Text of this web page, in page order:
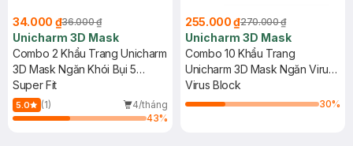
34.000 ₫36.000 ₫
Unicharm 3D Mask
Combo 2 Khẩu Trang Unicharm
3D Mask Ngăn Khói Bụi 5
Miếng
Super Fit
5.0 (1)
4/tháng
43%
255.000 ₫270.000 ₫
Unicharm 3D Mask
Combo 10 Khẩu Trang
Unicharm 3D Mask Ngăn Virus
Size M 5 Miếng/Gói
Virus Block
30%